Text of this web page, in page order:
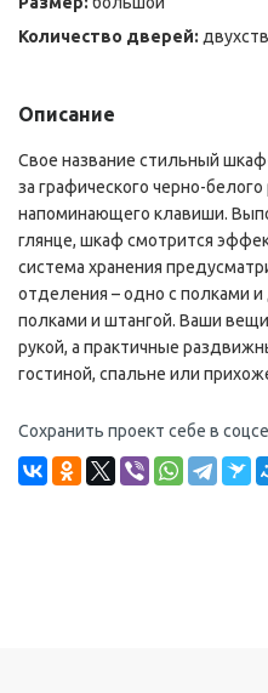
Количество дверей:
Описание
Свое название стильный
за графического черно-
напоминающего клавиши.
глянце, шкаф смотрится
система хранения
отделения – одно с полками
полками и штангой. Ваши
рукой, а практичные
гостиной, спальне или
Сохранить проект себе в